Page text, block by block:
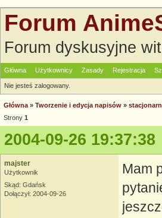
Forum
Forum dyskusyjne
Główna Użytkownicy Zasady Rejestracja
Nie jesteś zalogowany.
Główna » Tworzenie i edycja napisów »
Strony 1
2004-09-26 19:37:38
majster
Użytkownik
Skąd: Gdańsk
Dołączył: 2004-09-26
Mam